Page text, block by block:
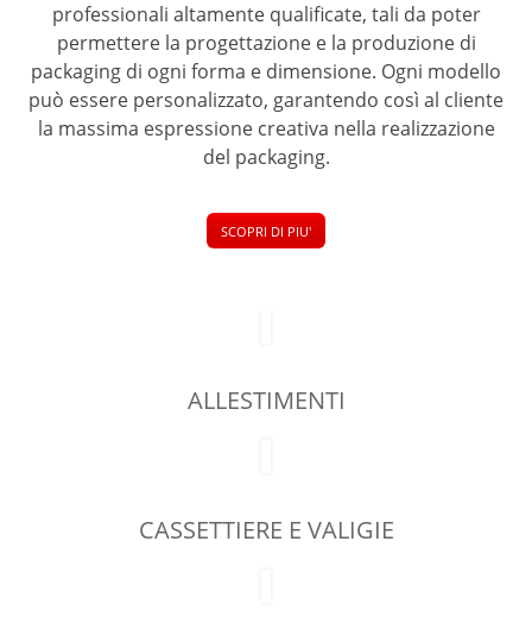
professionali altamente qualificate, tali da poter
permettere la progettazione e la produzione di
packaging di ogni forma e dimensione. Ogni modello
può essere personalizzato, garantendo così al cliente
la massima espressione creativa nella realizzazione
del packaging.
SCOPRI DI PIU'
ALLESTIMENTI
CASSETTIERE E VALIGIE